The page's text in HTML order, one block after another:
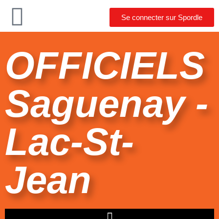
Se connecter sur Spordle
OFFICIELS
Saguenay -
Lac-St-
Jean